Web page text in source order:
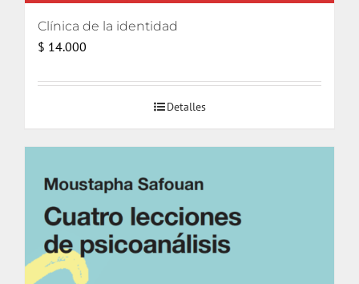
Clínica de la identidad
$ 14.000
Detalles